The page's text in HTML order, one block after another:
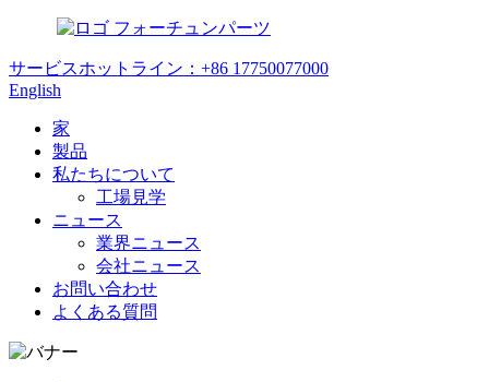
フォーチュンパーツ
サービスホットライン： +86 17750077000
English
家
製品
私たちについて
工場見学
ニュース
業界ニュース
会社ニュース
お問い合わせ
よくある質問